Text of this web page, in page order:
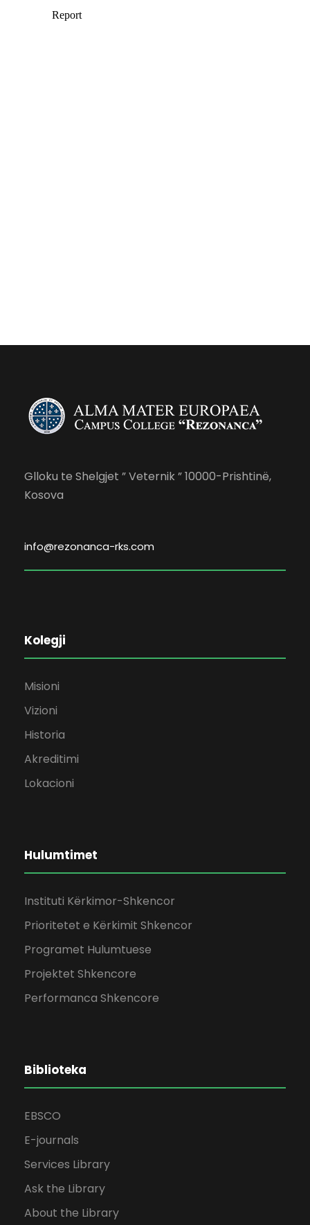
Glloku te Shelgjet ” Veternik ” 10000-Prishtinë,
Kosova
info@rezonanca-rks.com
Kolegji
Misioni
Vizioni
Historia
Akreditimi
Lokacioni
Hulumtimet
Instituti Kërkimor-Shkencor
Prioritetet e Kërkimit Shkencor
Programet Hulumtuese
Projektet Shkencore
Performanca Shkencore
Biblioteka
EBSCO
E-journals
Services Library
Ask the Library
About the Library